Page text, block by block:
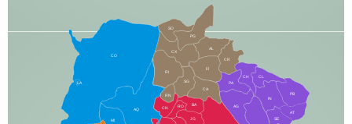
CO
AQ
MI
CX
RI
AL
CR
FI
SG
BA
CA
PA
CH CL
PB
SE
AG
RO
JG
IN
RN
CN
AT
PG
SO
LA